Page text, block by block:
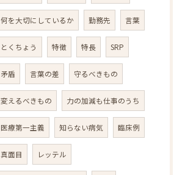
何を大切にしているか 勤務先 言葉
とくちょう 特徴 特長 SRP
矛盾 言葉の差 守るべきもの
変えるべきもの 力の加減も仕事のうち
医療第一主義 知らない病気 臨床例
真面目 レッテル